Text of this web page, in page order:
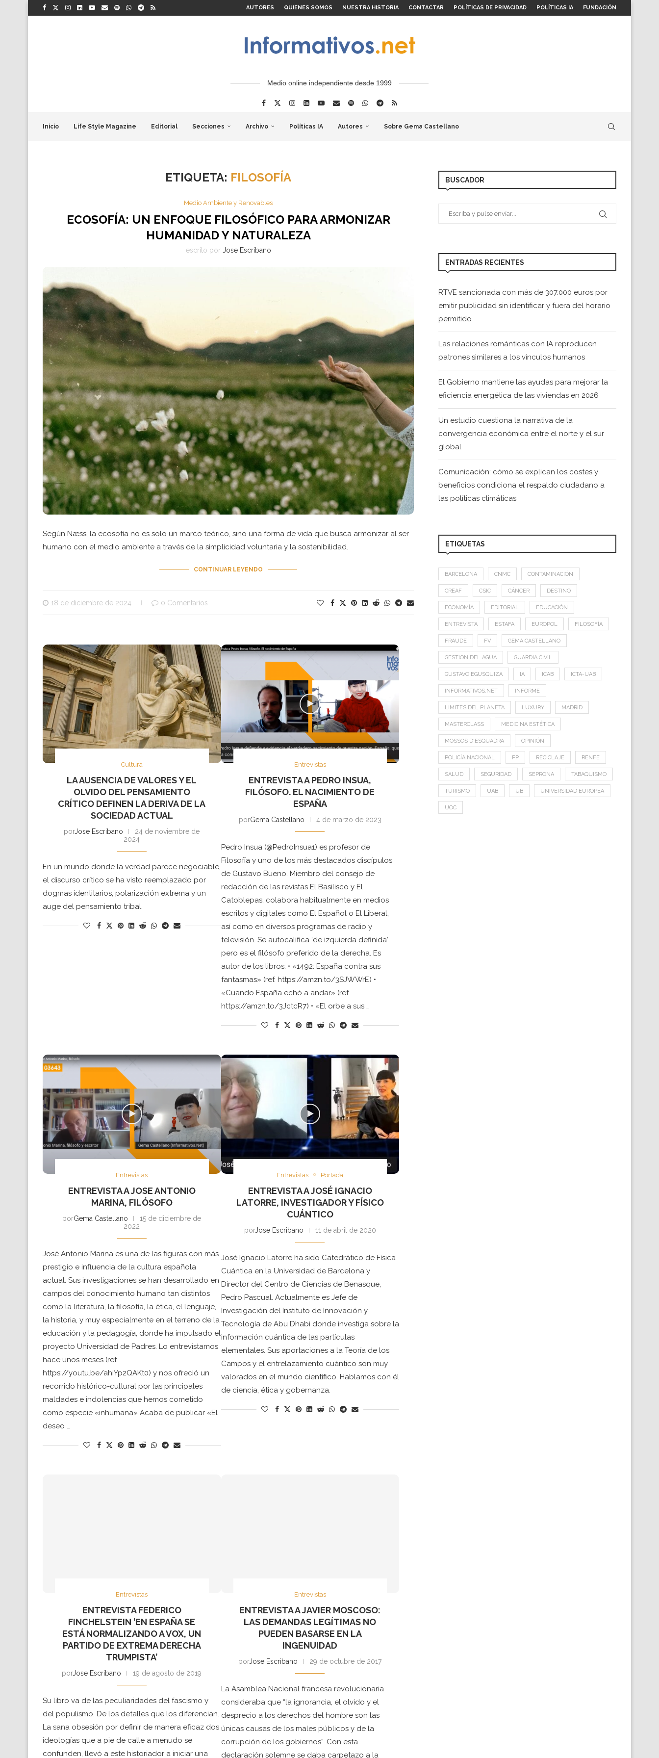
AUTORES QUIENES SOMOS NUESTRA HISTORIA CONTACTAR POLÍTICAS DE PRIVACIDAD POLÍTICAS IA FUNDACIÓN
Medio online independiente desde 1999
Inicio Life Style Magazine Editorial Secciones Archivo Políticas IA Autores Sobre Gema Castellano
ETIQUETA: FILOSOFÍA
Medio Ambiente y Renovables
ECOSOFÍA: UN ENFOQUE FILOSÓFICO PARA ARMONIZAR
HUMANIDAD Y NATURALEZA
escrito por Jose Escribano
Según Næss, la ecosofía no es solo un marco teórico, sino una forma de vida que busca armonizar al ser
humano con el medio ambiente a través de la simplicidad voluntaria y la sostenibilidad.
CONTINUAR LEYENDO
18 de diciembre de 2024 0 Comentarios
Cultura
LA AUSENCIA DE VALORES Y EL
OLVIDO DEL PENSAMIENTO
CRÍTICO DEFINEN LA DERIVA DE LA
SOCIEDAD ACTUAL
porJose Escribano
24 de noviembre de
2024
En un mundo donde la verdad parece negociable,
el discurso crítico se ha visto reemplazado por
dogmas identitarios, polarización extrema y un
auge del pensamiento tribal.
Entrevistas
ENTREVISTA A PEDRO INSUA,
FILÓSOFO. EL NACIMIENTO DE
ESPAÑA
porGema Castellano 4 de marzo de 2023
Pedro Insua (@PedroInsua1) es profesor de
Filosofía y uno de los más destacados discípulos
de Gustavo Bueno. Miembro del consejo de
redacción de las revistas El Basilisco y El
Catoblepas, colabora habitualmente en medios
escritos y digitales como El Español o El Liberal,
así como en diversos programas de radio y
televisión. Se autocalifica ‘de izquierda definida‘
pero es el filósofo preferido de la derecha. Es
autor de los libros: • «1492: España contra sus
fantasmas» (ref. https://amzn.to/3SJWWrE) •
«Cuando España echó a andar» (ref.
https://amzn.to/3JctcR7) • «El orbe a sus …
Entrevistas
ENTREVISTA A JOSE ANTONIO
MARINA, FILÓSOFO
porGema Castellano
15 de diciembre de
2022
José Antonio Marina es una de las figuras con más
prestigio e influencia de la cultura española
actual. Sus investigaciones se han desarrollado en
campos del conocimiento humano tan distintos
como la literatura, la filosofía, la ética, el lenguaje,
la historia, y muy especialmente en el terreno de la
educación y la pedagogía, donde ha impulsado el
proyecto Universidad de Padres. Lo entrevistamos
hace unos meses (ref.
https://youtu.be/ahiYp2QAKt0) y nos ofreció un
recorrido histórico-cultural por las principales
maldades e indolencias que hemos cometido
como especie «inhumana» Acaba de publicar «El
deseo …
Entrevistas Portada
ENTREVISTA A JOSÉ IGNACIO
LATORRE, INVESTIGADOR Y FÍSICO
CUÁNTICO
porJose Escribano 11 de abril de 2020
José Ignacio Latorre ha sido Catedrático de Física
Cuántica en la Universidad de Barcelona y
Director del Centro de Ciencias de Benasque,
Pedro Pascual. Actualmente es Jefe de
Investigación del Instituto de Innovación y
Tecnología de Abu Dhabi donde investiga sobre la
información cuántica de las partículas
elementales. Sus aportaciones a la Teoría de los
Campos y el entrelazamiento cuántico son muy
valorados en el mundo científico. Hablamos con él
de ciencia, ética y gobernanza.
Entrevistas
ENTREVISTA FEDERICO
FINCHELSTEIN ‘EN ESPAÑA SE
ESTÁ NORMALIZANDO A VOX, UN
PARTIDO DE EXTREMA DERECHA
TRUMPISTA’
porJose Escribano 19 de agosto de 2019
Su libro va de las peculiaridades del fascismo y
del populismo. De los detalles que los diferencian.
La sana obsesión por definir de manera eficaz dos
ideologías que a pie de calle a menudo se
confunden, llevó a este historiador a iniciar una
Entrevistas
ENTREVISTA A JAVIER MOSCOSO:
LAS DEMANDAS LEGÍTIMAS NO
PUEDEN BASARSE EN LA
INGENUIDAD
porJose Escribano 29 de octubre de 2017
La Asamblea Nacional francesa revolucionaria
consideraba que “la ignorancia, el olvido y el
desprecio a los derechos del hombre son las
únicas causas de los males públicos y de la
corrupción de los gobiernos”. Con esta
declaración solemne se daba carpetazo a la
BUSCADOR
ENTRADAS RECIENTES
RTVE sancionada con más de 307.000 euros por
emitir publicidad sin identificar y fuera del horario
permitido
Las relaciones románticas con IA reproducen
patrones similares a los vínculos humanos
El Gobierno mantiene las ayudas para mejorar la
eficiencia energética de las viviendas en 2026
Un estudio cuestiona la narrativa de la
convergencia económica entre el norte y el sur
global
Comunicación: cómo se explican los costes y
beneficios condiciona el respaldo ciudadano a
las políticas climáticas
ETIQUETAS
BARCELONA CNMC CONTAMINACIÓN
CREAF CSIC CÁNCER DESTINO
ECONOMÍA EDITORIAL EDUCACIÓN
ENTREVISTA ESTAFA EUROPOL FILOSOFÍA
FRAUDE FV GEMA CASTELLANO
GESTION DEL AGUA GUARDIA CIVIL
GUSTAVO EGUSQUIZA IA ICAB ICTA-UAB
INFORMATIVOS.NET INFORME
LIMITES DEL PLANETA LUXURY MADRID
MASTERCLASS MEDICINA ESTÉTICA
MOSSOS D'ESQUADRA OPINIÓN
POLICÍA NACIONAL PP RECICLAJE RENFE
SALUD SEGURIDAD SEPRONA TABAQUISMO
TURISMO UAB UB UNIVERSIDAD EUROPEA
UOC